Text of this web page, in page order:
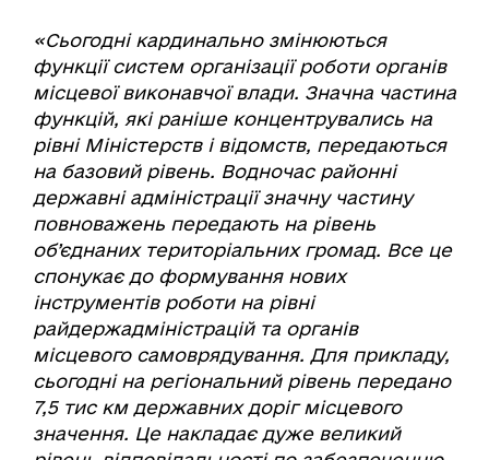
«Сьогодні кардинально змінюються
функції систем організації роботи органів
місцевої виконавчої влади. Значна частина
функцій, які раніше концентрувались на
рівні Міністерств і відомств, передаються
на базовий рівень. Водночас районні
державні адміністрації значну частину
повноважень передають на рівень
об’єднаних територіальних громад. Все це
спонукає до формування нових
інструментів роботи на рівні
райдержадміністрацій та органів
місцевого самоврядування. Для прикладу,
сьогодні на регіональний рівень передано
7,5 тис км державних доріг місцевого
значення. Це накладає дуже великий